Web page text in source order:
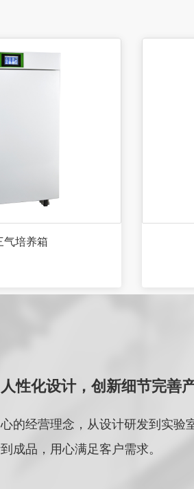
气培养箱
的经营理念，从设计研发到实验
成品，用心满足客户需求。
性化设计，创新细节完善